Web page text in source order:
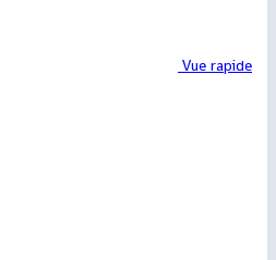
Vue rapide